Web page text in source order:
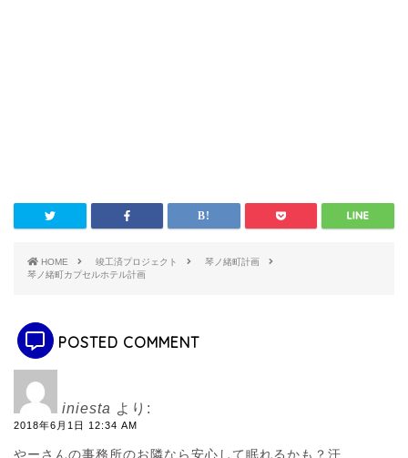
HOME 竣工済プロジェクト
琴ノ緒町計画
琴ノ緒町カプセルホテル計画
POSTED COMMENT
iniesta より:
2018年6月1日 12:34 AM
やーさんの事務所のお隣なら安心して眠れるかも？汗